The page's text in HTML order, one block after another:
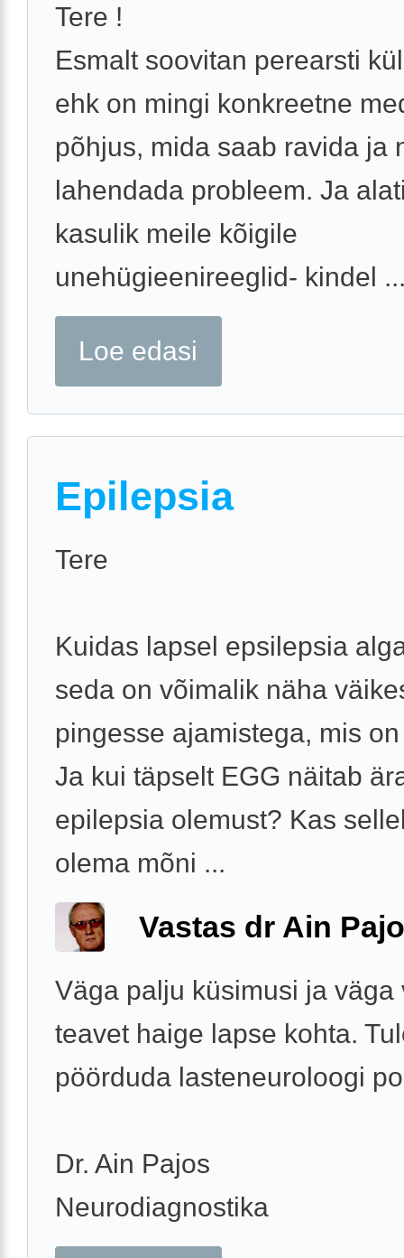
Tere !
Esmalt soovitan perearsti
ehk on mingi konkreetne
põhjus, mida saab ravida ja
lahendada probleem. Ja
kasulik meile kõigile
unehügieenireeglid- kindel
Loe edasi
Epilepsia
Tere
Kuidas lapsel epsilepsia
seda on võimalik näha
pingesse ajamistega, mis
Ja kui täpselt EGG näitab
epilepsia olemust? Kas
olema mõni ...
Vastas dr Ain
Väga palju küsimusi ja väga
teavet haige lapse kohta.
pöörduda lasteneuroloogi
Dr. Ain Pajos
Neurodiagnostika